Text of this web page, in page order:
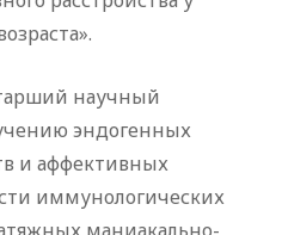
научный
эндогенных
и аффективных
иммунологических
маниакально-